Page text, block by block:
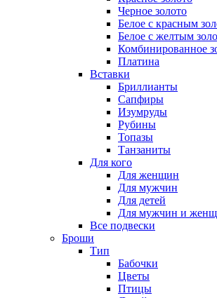
Черное золото
Белое с красным
Белое с желтым
Комбинированное
Платина
Вставки
Бриллианты
Сапфиры
Изумруды
Рубины
Топазы
Танзаниты
Для кого
Для женщин
Для мужчин
Для детей
Для мужчин и
Все подвески
Броши
Тип
Бабочки
Цветы
Птицы